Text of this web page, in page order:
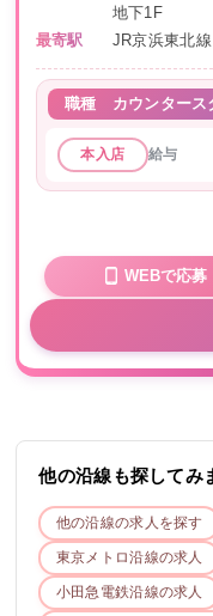
地下1F
最寄駅
JR京浜東北
職種 カウンタース
本入店 給与
WEBで応募
他の沿線も探してみ
他の沿線の求人を探す
東京メトロ沿線の求人
小田急電鉄沿線の求人